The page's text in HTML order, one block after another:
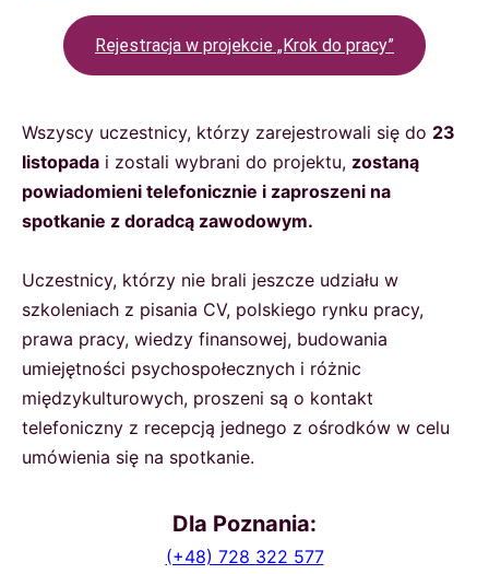
Rejestracja w projekcie „Krok do pracy”
Wszyscy uczestnicy, którzy zarejestrowali się do 23
listopada i zostali wybrani do projektu, zostaną
powiadomieni telefonicznie i zaproszeni na
spotkanie z doradcą zawodowym.
Uczestnicy, którzy nie brali jeszcze udziału w
szkoleniach z pisania CV, polskiego rynku pracy,
prawa pracy, wiedzy finansowej, budowania
umiejętności psychospołecznych i różnic
międzykulturowych, proszeni są o kontakt
telefoniczny z recepcją jednego z ośrodków w celu
umówienia się na spotkanie.
Dla Poznania:
(+48) 728 322 577